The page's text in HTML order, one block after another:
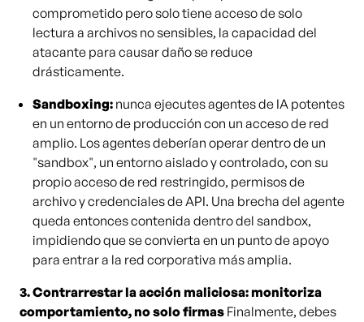
comprometido pero solo tiene acceso de solo
lectura a archivos no sensibles, la capacidad del
atacante para causar daño se reduce
drásticamente.
Sandboxing: nunca ejecutes agentes de IA potentes
en un entorno de producción con un acceso de red
amplio. Los agentes deberían operar dentro de un
"sandbox", un entorno aislado y controlado, con su
propio acceso de red restringido, permisos de
archivo y credenciales de API. Una brecha del agente
queda entonces contenida dentro del sandbox,
impidiendo que se convierta en un punto de apoyo
para entrar a la red corporativa más amplia.
3. Contrarrestar la acción maliciosa: monitoriza
comportamiento, no solo firmas Finalmente, debes